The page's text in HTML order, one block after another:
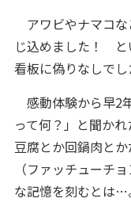
アワビやナマコな
じ込めました！ と
看板に偽りなしでし
感動体験から早2
って何？」と聞か
豆腐とか回鍋肉と
（ファッチューチ
な記憶を刻むとは…